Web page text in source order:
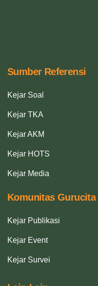
Sumber Referensi
Kejar Soal
Kejar TKA
Kejar AKM
Kejar HOTS
Kejar Media
Komunitas Gurucita
Kejar Publikasi
Kejar Event
Kejar Survei